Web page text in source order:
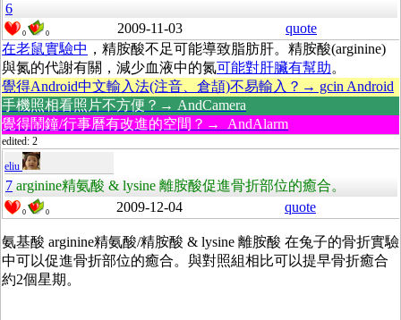
6
0 0 2009-11-03
quote
在老鼠實驗中 ，精胺酸不足可能導致脂肪肝。精胺酸(arginine)
與氮的代謝有關，減少血液中的氮可能對肝臟有幫助。
覺得Android中文輸入法(注音、倉頡)不易輸入？→ gcin Android
手機照相看照片不方便？→ AndCamera
覺得鬧鐘/行事曆有改進的空間？→ AndAlarm
edited: 2
eliu
7 arginine精氨酸 & lysine 離胺酸促進骨折部位的癒合。
0 0 2009-12-04 quote
氨基酸 arginine精氨酸/精胺酸 & lysine 離胺酸 在兔子的骨折實驗
中可以促進骨折部位的癒合。與對照組相比可以提早骨折癒合
約2個星期。